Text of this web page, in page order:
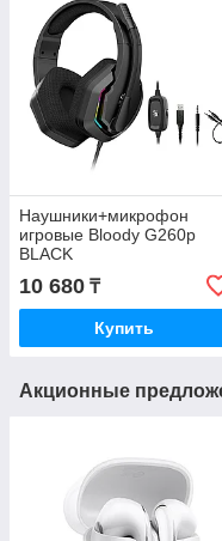
Наушники+микрофон
игровые Bloody G260p
BLACK
10 680 ₸
Купить
Акционные